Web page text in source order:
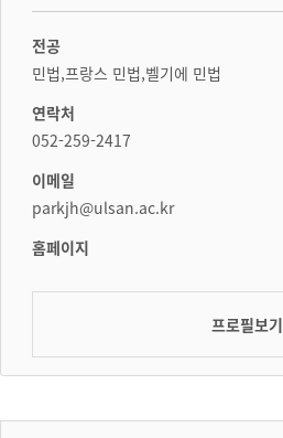
전공
민법,프랑스 민법,벨기에 민법
연락처
052-259-2417
이메일
parkjh@ulsan.ac.kr
홈페이지
프로필보기